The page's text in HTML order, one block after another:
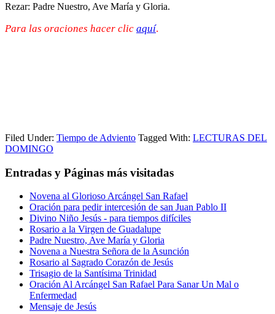
Rezar: Padre Nuestro, Ave María y Gloria.
Para las oraciones hacer clic aquí.
Filed Under: Tiempo de Adviento Tagged With: LECTURAS DEL
DOMINGO
Entradas y Páginas más visitadas
Novena al Glorioso Arcángel San Rafael
Oración para pedir intercesión de san Juan Pablo II
Divino Niño Jesús - para tiempos difíciles
Rosario a la Virgen de Guadalupe
Padre Nuestro, Ave María y Gloria
Novena a Nuestra Señora de la Asunción
Rosario al Sagrado Corazón de Jesús
Trisagio de la Santísima Trinidad
Oración Al Arcángel San Rafael Para Sanar Un Mal o
Enfermedad
Mensaje de Jesús